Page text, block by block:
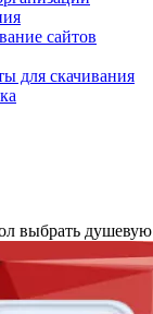
сайтов
для скачивания
выбрать душевую